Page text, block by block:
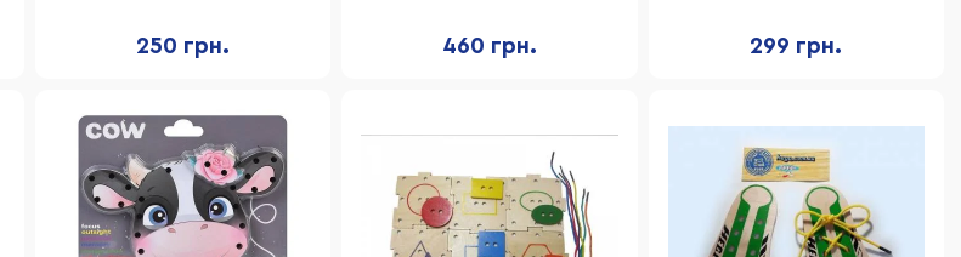
250 грн. 460 грн. 299 грн.